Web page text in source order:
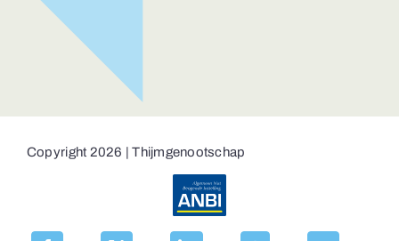
Copyright 2026 | Thijmgenootschap